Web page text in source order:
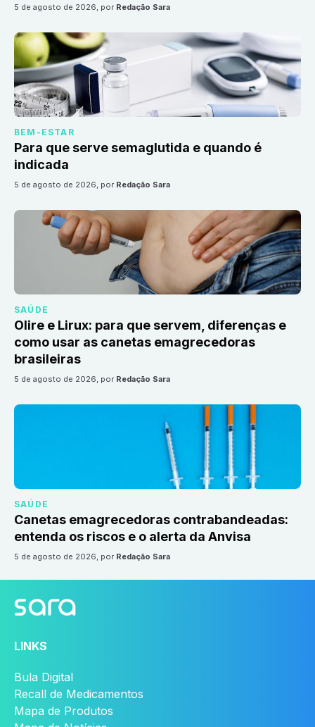
5 de agosto de 2026, por Redação Sara
BEM-ESTAR
Para que serve semaglutida e quando é
indicada
5 de agosto de 2026, por Redação Sara
SAÚDE
Olire e Lirux: para que servem, diferenças e
como usar as canetas emagrecedoras
brasileiras
5 de agosto de 2026, por Redação Sara
SAÚDE
Canetas emagrecedoras contrabandeadas:
entenda os riscos e o alerta da Anvisa
5 de agosto de 2026, por Redação Sara
LINKS
Bula Digital
Recall de Medicamentos
Mapa de Produtos